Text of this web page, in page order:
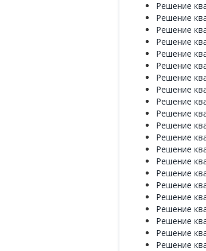
Решение
Решение
Решение
Решение
Решение
Решение
Решение
Решение
Решение
Решение
Решение
Решение
Решение
Решение
Решение
Решение
Решение
Решение
Решение
Решение
Решение